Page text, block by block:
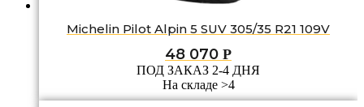
Michelin Pilot Alpin 5 SUV 305/35 R21 109V
48 070 Р
ПОД ЗАКАЗ 2-4 ДНЯ
На складе >4